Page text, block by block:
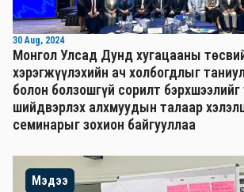
30 Aug, 2024
Монгол Улсад Дунд хугацааны
хэрэгжүүлэхийн ач холбогдлыг
болон болзошгүй сорилт
шийдвэрлэх алхмуудын талаар
семинарыг зохион байгууллаа
Мэдээ